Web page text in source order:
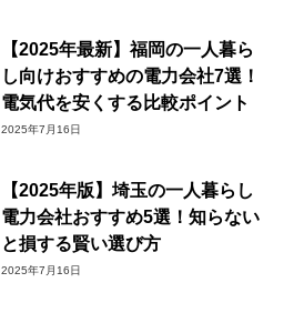
【2025年最新】福岡の一人暮ら
し向けおすすめの電力会社7選！
電気代を安くする比較ポイント
2025年7月16日
【2025年版】埼玉の一人暮らし
電力会社おすすめ5選！知らない
と損する賢い選び方
2025年7月16日